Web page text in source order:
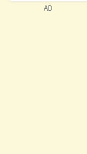
AD